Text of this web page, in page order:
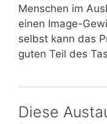
Menschen im
einen Image-
selbst kann das
guten Teil des
Diese